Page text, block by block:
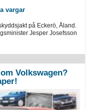
vargar
på Eckerö, Åland.
Jesper Josefsson
Volkswagen?